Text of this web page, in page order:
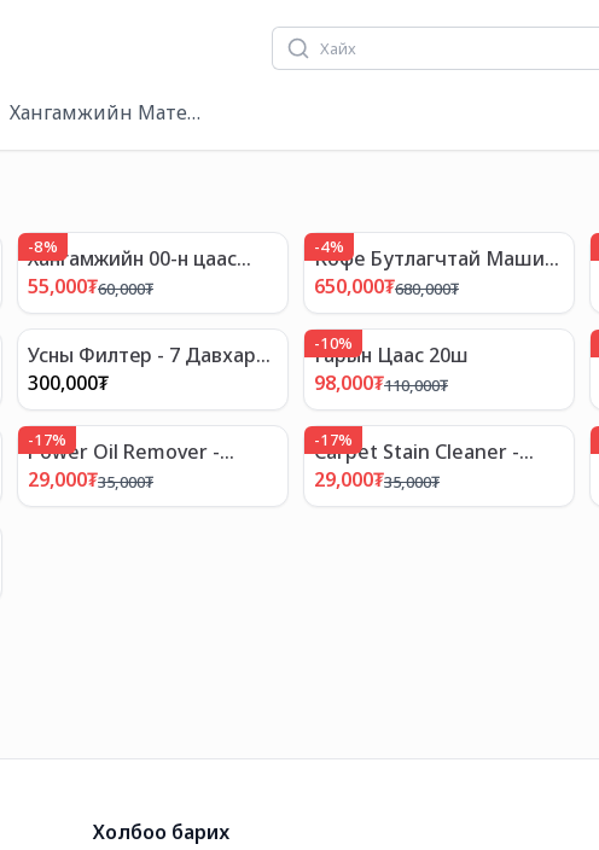
Хангамжийн Материал
-8%
Хангамжийн 00-н цаас
22см Диаметр 4 Давхар
Зузаан Цаас 10ш
55,000₮60,000₮
-4%
Кофе Бутлагчтай Машин
- UDI Coffee Machine
650,000₮680,000₮
Усны Филтер - 7 Давхар
Шүүлтүүртэй Систем
300,000₮
-10%
Гарын Цаас 20ш
98,000₮110,000₮
-17%
Power Oil Remover -
Өндөр чанартай тос
задлагч
29,000₮35,000₮
-17%
Carpet Stain Cleaner -
Хивсний Толбо Арилгагч
3.8л
29,000₮35,000₮
Холбоо барих